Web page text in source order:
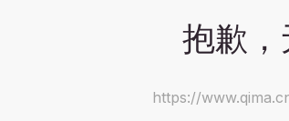
抱歉
https://